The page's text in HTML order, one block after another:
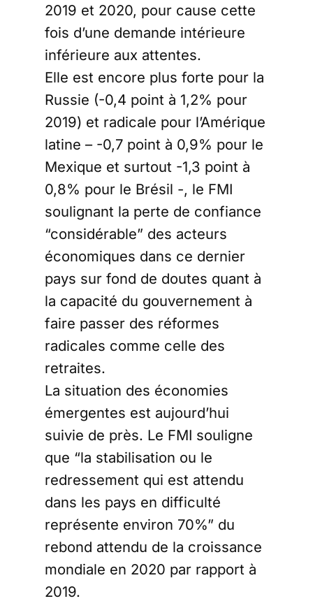
2019 et 2020, pour cause cette
fois d’une demande intérieure
inférieure aux attentes.
Elle est encore plus forte pour la
Russie (-0,4 point à 1,2% pour
2019) et radicale pour l’Amérique
latine – -0,7 point à 0,9% pour le
Mexique et surtout -1,3 point à
0,8% pour le Brésil -, le FMI
soulignant la perte de confiance
“considérable” des acteurs
économiques dans ce dernier
pays sur fond de doutes quant à
la capacité du gouvernement à
faire passer des réformes
radicales comme celle des
retraites.
La situation des économies
émergentes est aujourd’hui
suivie de près. Le FMI souligne
que “la stabilisation ou le
redressement qui est attendu
dans les pays en difficulté
représente environ 70%” du
rebond attendu de la croissance
mondiale en 2020 par rapport à
2019.